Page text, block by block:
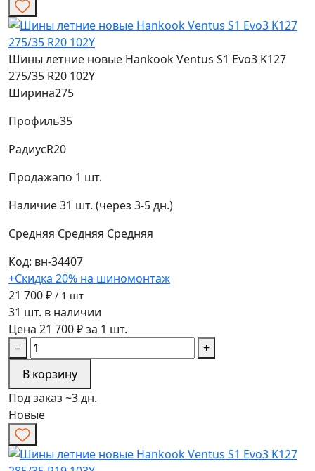
Шины летние новые Hankook Ventus S1 Evo3 K127
275/35 R20 102Y
Ширина275
Профиль35
РадиусR20
Продажапо 1 шт.
Наличие31 шт. (через 3-5 дн.)
Средняя Средняя Средняя
Код: вн-34407
+Скидка 20% на шиномонтаж
21 700 ₽ / 1 шт
31 шт. в наличии
Цена 21 700 ₽ за 1 шт.
−
+
В корзину
Под заказ ~3 дн.
Новые